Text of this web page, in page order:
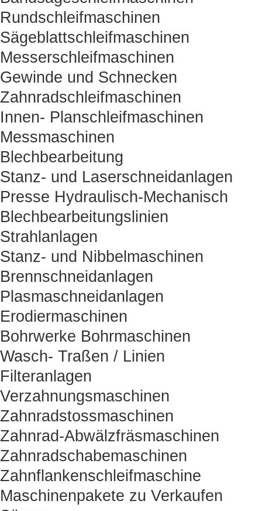
Rundschleifmaschinen
Sägeblattschleifmaschinen
Messerschleifmaschinen
Gewinde und Schnecken
Zahnradschleifmaschinen
Innen- Planschleifmaschinen
Messmaschinen
Blechbearbeitung
Stanz- und Laserschneidanlagen
Presse Hydraulisch-Mechanisch
Blechbearbeitungslinien
Strahlanlagen
Stanz- und Nibbelmaschinen
Brennschneidanlagen
Plasmaschneidanlagen
Erodiermaschinen
Bohrwerke Bohrmaschinen
Wasch- Traßen / Linien
Filteranlagen
Verzahnungsmaschinen
Zahnradstossmaschinen
Zahnrad-Abwälzfräsmaschinen
Zahnradschabemaschinen
Zahnflankenschleifmaschine
Maschinenpakete zu Verkaufen